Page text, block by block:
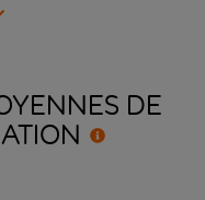
DE